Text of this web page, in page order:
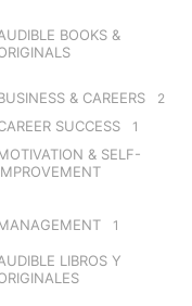
BOOKS &
& CAREERS 2
SUCCESS 1
& SELF-
1
LIBROS Y